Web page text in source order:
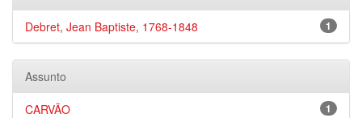
1
Debret, Jean Baptiste, 1768-1848
Assunto
1
CARVÃO